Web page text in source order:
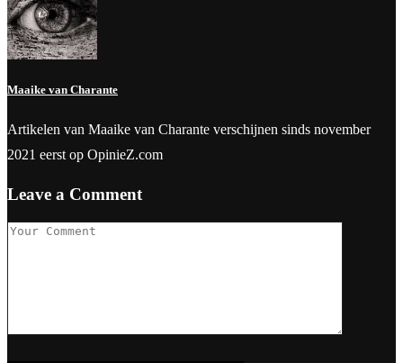
Maaike van Charante
Artikelen van Maaike van Charante verschijnen sinds november
2021 eerst op OpinieZ.com
Leave a Comment